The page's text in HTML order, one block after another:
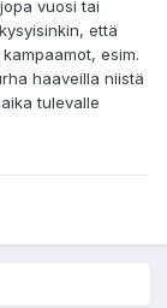
vuosi tai
että
esim.
haaveilla niistä
tulevalle